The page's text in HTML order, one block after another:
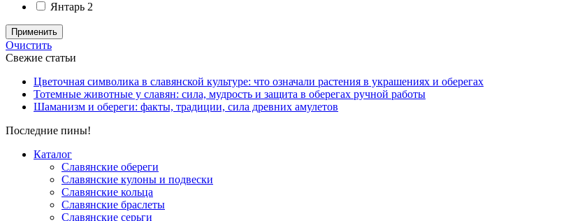
Янтарь 2
Применить
Очистить
Свежие статьи
Цветочная символика в славянской культуре: что означали растения в украшениях и оберегах
Тотемные животные у славян: сила, мудрость и защита в оберегах ручной работы
Шаманизм и обереги: факты, традиции, сила древних амулетов
Последние пины!
Каталог
Славянские обереги
Славянские кулоны и подвески
Славянские кольца
Славянские браслеты
Славянские серьги